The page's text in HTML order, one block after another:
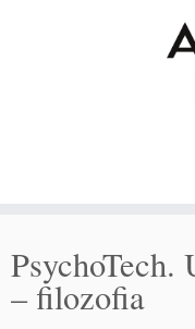
PsychoTech.
– filozofia